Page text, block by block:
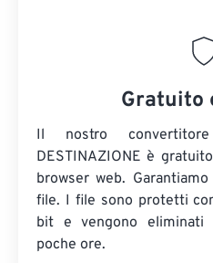
Gratuito
Il nostro
DESTINAZIONE è
browser web.
file. I file sono protetti
bit e vengono eliminati
poche ore.